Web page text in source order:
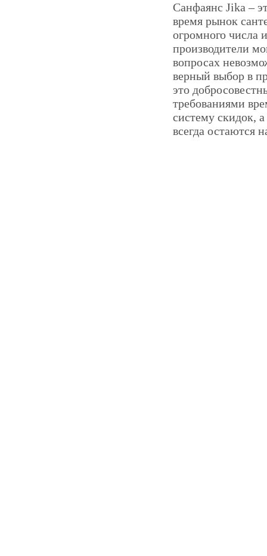
Cанфаянс Jika –
время рынок
огромного числа
производители
вопросах
верный выбор в
это
требованиями
систему скидок,
всегда остаются